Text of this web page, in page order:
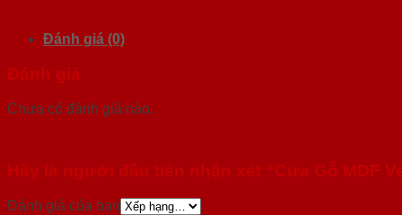
Đánh giá (0)
Đánh giá
Chưa có đánh giá nào.
Hãy là người đầu tiên nhận xét “Cửa Gỗ MDF
Đánh giá của bạn